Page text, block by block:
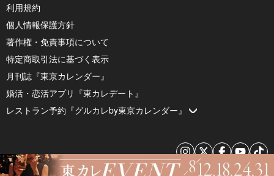
利用規約
個人情報保護方針
著作権・免責事項について
特定商取引法に基づく表示
月刊誌『東京カレンダー』
婚活・恋活アプリ『東カレデート』
レストラン予約『グルカレby東京カレンダー』
© 2026 by Tokyo Calendar, Inc.